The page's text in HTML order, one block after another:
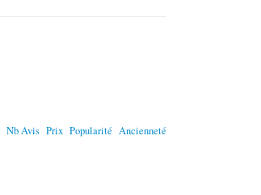
Nb Avis Prix Popularité Ancienneté